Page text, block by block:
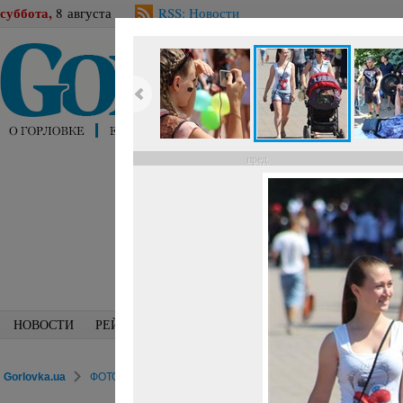
суббота, 8 августа RSS: Новости
НОВОСТИ РЕЙТИНГИ СПЕЦИАЛИСТЫ
Gorlovka.ua ФОТОРЕПОРТАЖИ
пред.